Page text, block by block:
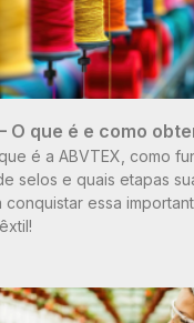
O que é e como
é a ABVTEX, como
selos e quais etapas
conquistar essa